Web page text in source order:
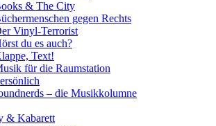
& The City
gegen Rechts
Vinyl-Terrorist
du es auch?
Text!
für die Raumstation
– die Musikkolumne
& Kabarett